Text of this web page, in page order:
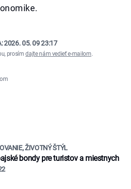
2026. 05. 09 23:17
prosímdajte nám vedieť e-mailom.
ŽIVOTNÝ ŠTÝL
bondy pre turistov a miestnych